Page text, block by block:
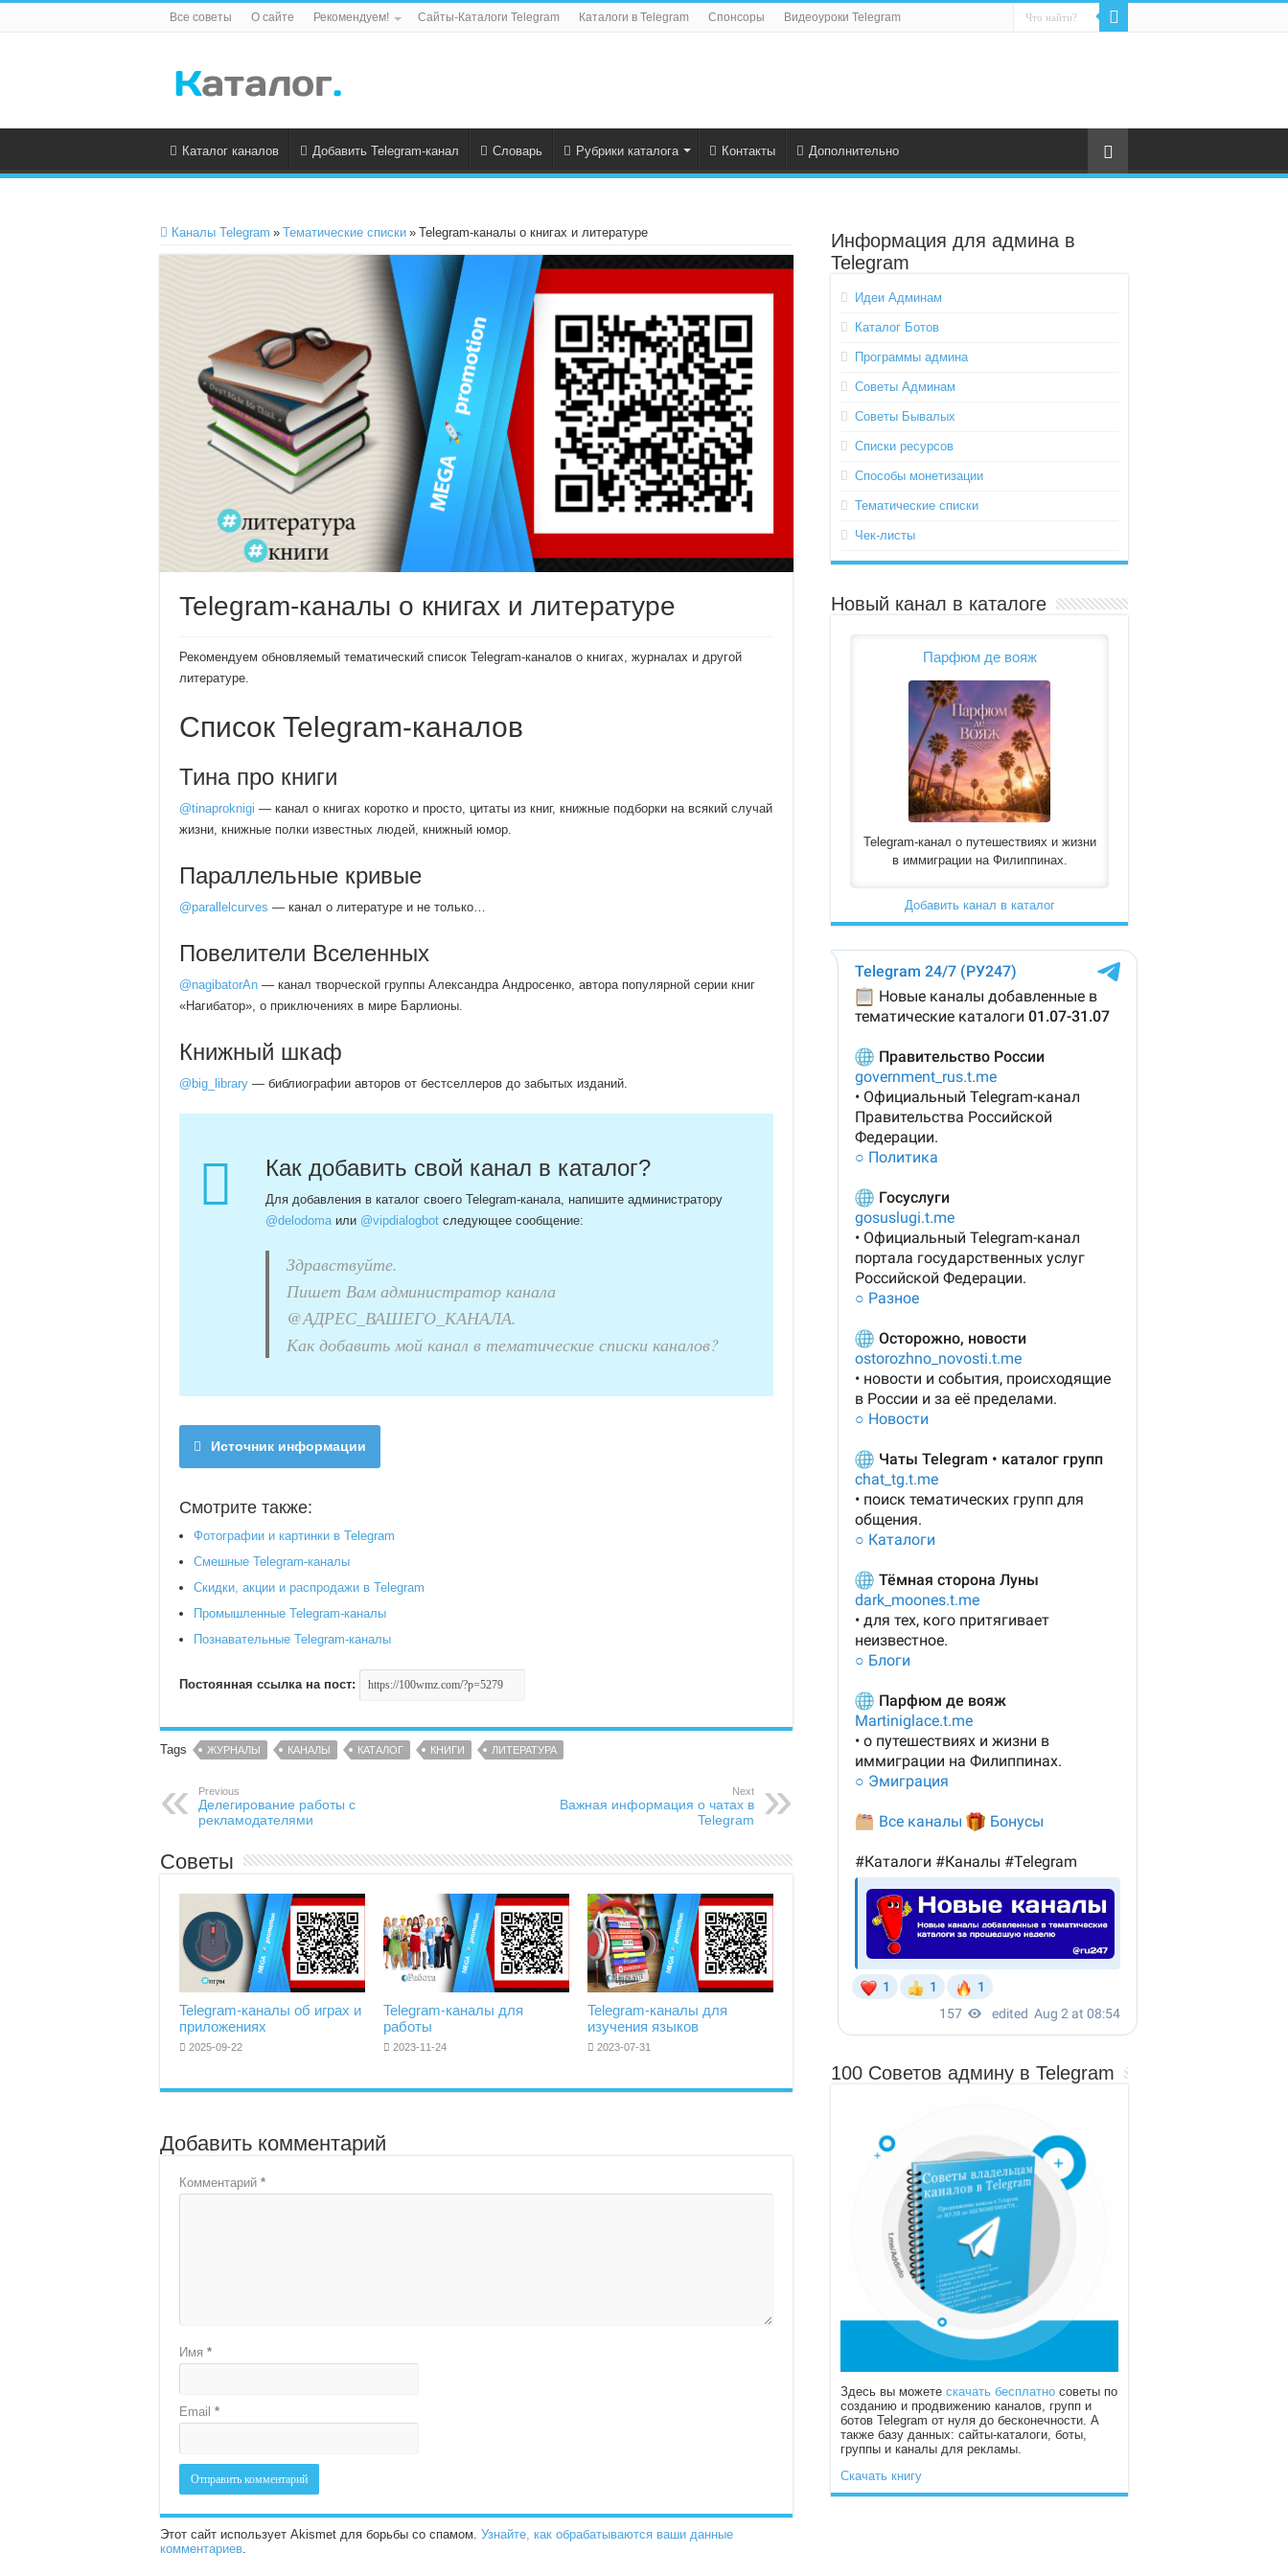
Все советы О сайте Рекомендуем! Сайты-Каталоги Telegram Каталоги в Telegram Спонсоры Видеоуроки Telegram
Каталог каналов Добавить Telegram-канал Словарь Рубрики каталога Контакты Дополнительно
Каналы Telegram » Тематические списки » Telegram-каналы о книгах и литературе
Telegram-каналы о книгах и литературе
Рекомендуем обновляемый тематический список Telegram-каналов о книгах, журналах и другой
литературе.
Список Telegram-каналов
Тина про книги
@tinaproknigi — канал о книгах коротко и просто, цитаты из книг, книжные подборки на всякий случай
жизни, книжные полки известных людей, книжный юмор.
Параллельные кривые
@parallelcurves — канал о литературе и не только…
Повелители Вселенных
@nagibatorAn — канал творческой группы Александра Андросенко, автора популярной серии книг
«Нагибатор», о приключениях в мире Барлионы.
Книжный шкаф
@big_library — библиографии авторов от бестселлеров до забытых изданий.
Как добавить свой канал в каталог?
Для добавления в каталог своего Telegram-канала, напишите администратору
@delodoma или @vipdialogbot следующее сообщение:
Здравствуйте.
Пишет Вам администратор канала
@АДРЕС_ВАШЕГО_КАНАЛА.
Как добавить мой канал в тематические списки каналов?
Источник информации
Смотрите также:
Фотографии и картинки в Telegram
Смешные Telegram-каналы
Скидки, акции и распродажи в Telegram
Промышленные Telegram-каналы
Познавательные Telegram-каналы
Постоянная ссылка на пост:
Tags ЖУРНАЛЫ КАНАЛЫ КАТАЛОГ КНИГИ ЛИТЕРАТУРА
Previous
Делегирование работы с
рекламодателями
Next
Важная информация о чатах в
Telegram
Советы
Telegram-каналы об играх и
приложениях
2025-09-22
Telegram-каналы для
работы
2023-11-24
Telegram-каналы для
изучения языков
2023-07-31
Добавить комментарий
Комментарий *
Имя *
Email *
Этот сайт использует Akismet для борьбы со спамом. Узнайте, как обрабатываются ваши данные
комментариев.
Информация для админа в
Telegram
Идеи Админам
Каталог Ботов
Программы админа
Советы Админам
Советы Бывалых
Списки ресурсов
Способы монетизации
Тематические списки
Чек-листы
Новый канал в каталоге
Парфюм де вояж
Telegram-канал о путешествиях и жизни
в иммиграции на Филиппинах.
Добавить канал в каталог
100 Советов админу в Telegram
Здесь вы можете скачать бесплатно советы по
созданию и продвижению каналов, групп и
ботов Telegram от нуля до бесконечности. А
также базу данных: сайты-каталоги, боты,
группы и каналы для рекламы.
Скачать книгу